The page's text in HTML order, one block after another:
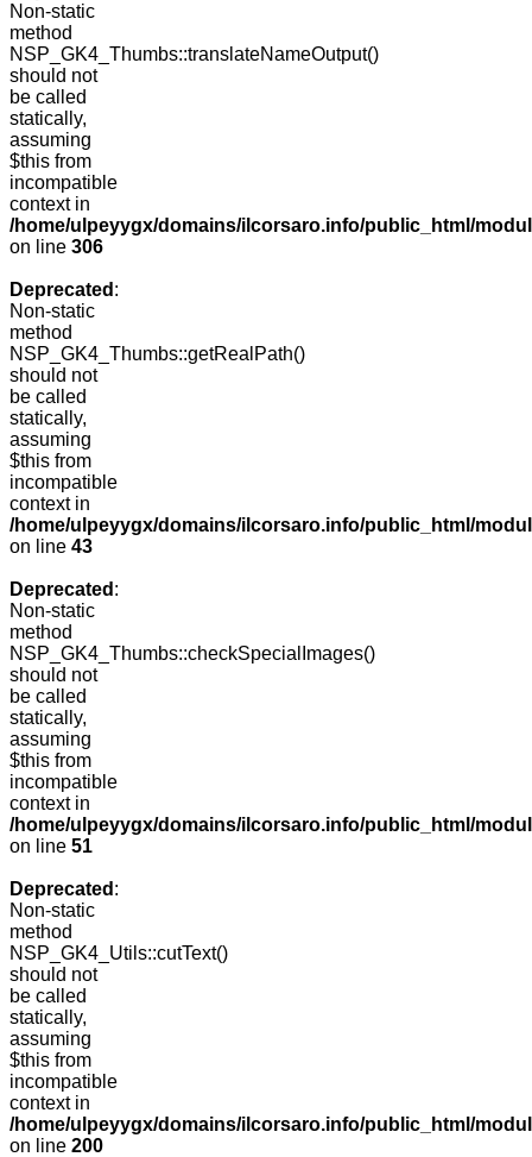
Non-static
method
NSP_GK4_Thumbs::translateNameOutput()
should not
be called
statically,
assuming
$this from
incompatible
context in
/home/ulpeyygx/domains/ilcorsaro.info/public_html/
on line 306
Deprecated :
Non-static
method
NSP_GK4_Thumbs::getRealPath()
should not
be called
statically,
assuming
$this from
incompatible
context in
/home/ulpeyygx/domains/ilcorsaro.info/public_html/
on line 43
Deprecated :
Non-static
method
NSP_GK4_Thumbs::checkSpecialImages()
should not
be called
statically,
assuming
$this from
incompatible
context in
/home/ulpeyygx/domains/ilcorsaro.info/public_html/
on line 51
Deprecated :
Non-static
method
NSP_GK4_Utils::cutText()
should not
be called
statically,
assuming
$this from
incompatible
context in
/home/ulpeyygx/domains/ilcorsaro.info/public_html/
on line 200